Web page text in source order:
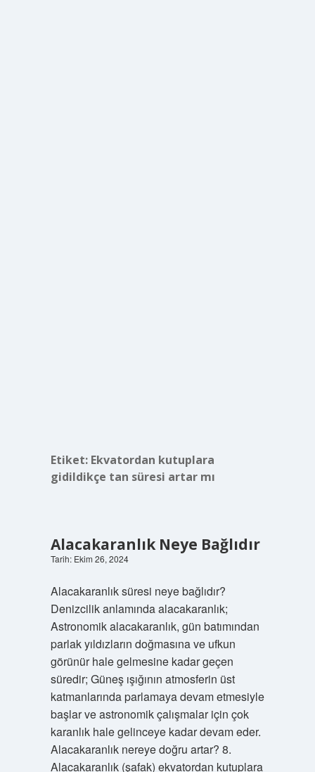
Etiket: Ekvatordan kutuplara
gidildikçe tan süresi artar mı
Alacakaranlık Neye Bağlıdır
Tarih: Ekim 26, 2024
Alacakaranlık süresi neye bağlıdır?
Denizcilik anlamında alacakaranlık;
Astronomik alacakaranlık, gün batımından
parlak yıldızların doğmasına ve ufkun
görünür hale gelmesine kadar geçen
süredir; Güneş ışığının atmosferin üst
katmanlarında parlamaya devam etmesiyle
başlar ve astronomik çalışmalar için çok
karanlık hale gelinceye kadar devam eder.
Alacakaranlık nereye doğru artar? 8.
Alacakaranlık (şafak) ekvatordan kutuplara